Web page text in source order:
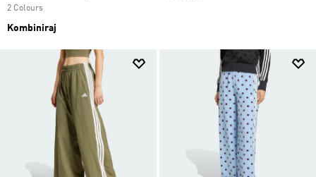
2 Colours
Kombiniraj